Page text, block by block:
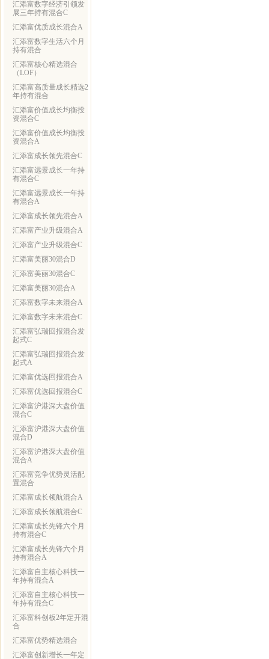
汇添富数字经济引领发
展三年持有混合C
汇添富优质成长混合A
汇添富数字生活六个月
持有混合
汇添富核心精选混合
（LOF）
汇添富高质量成长精选2
年持有混合
汇添富价值成长均衡投
资混合C
汇添富价值成长均衡投
资混合A
汇添富成长领先混合C
汇添富远景成长一年持
有混合C
汇添富远景成长一年持
有混合A
汇添富成长领先混合A
汇添富产业升级混合A
汇添富产业升级混合C
汇添富美丽30混合D
汇添富美丽30混合C
汇添富美丽30混合A
汇添富数字未来混合A
汇添富数字未来混合C
汇添富弘瑞回报混合发
起式C
汇添富弘瑞回报混合发
起式A
汇添富优选回报混合A
汇添富优选回报混合C
汇添富沪港深大盘价值
混合C
汇添富沪港深大盘价值
混合D
汇添富沪港深大盘价值
混合A
汇添富竞争优势灵活配
置混合
汇添富成长领航混合A
汇添富成长领航混合C
汇添富成长先锋六个月
持有混合C
汇添富成长先锋六个月
持有混合A
汇添富自主核心科技一
年持有混合A
汇添富自主核心科技一
年持有混合C
汇添富科创板2年定开混
合
汇添富优势精选混合
汇添富创新增长一年定